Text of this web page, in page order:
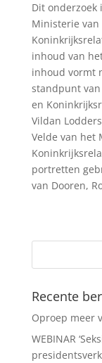
Dit
Ministerie van
inhoud van
inhoud vormt
standpunt
en
Vildan
Velde van het
portretten
van Dooren,
Recente
Oproep meer
WEBINAR